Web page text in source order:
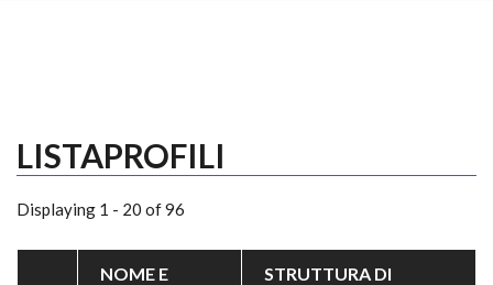
LISTAPROFILI
Displaying 1 - 20 of 96
NOME E
STRUTTURA DI